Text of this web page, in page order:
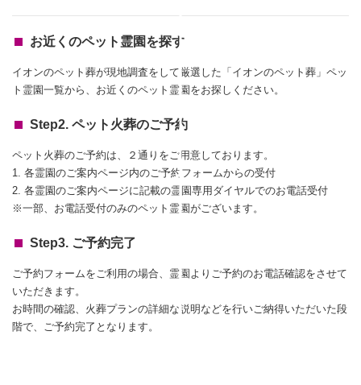
お近くのペット霊園を探す
イオンのペット葬が現地調査をして厳選した「イオンのペット葬」ペッ
ト霊園一覧から、お近くのペット霊園をお探しください。
Step2. ペット火葬のご予約
ペット火葬のご予約は、２通りをご用意しております。
1. 各霊園のご案内ページ内のご予約フォームからの受付
2. 各霊園のご案内ページに記載の霊園専用ダイヤルでのお電話受付
※一部、お電話受付のみのペット霊園がございます。
Step3. ご予約完了
ご予約フォームをご利用の場合、霊園よりご予約のお電話確認をさせて
いただきます。
お時間の確認、火葬プランの詳細な説明などを行いご納得いただいた段
階で、ご予約完了となります。